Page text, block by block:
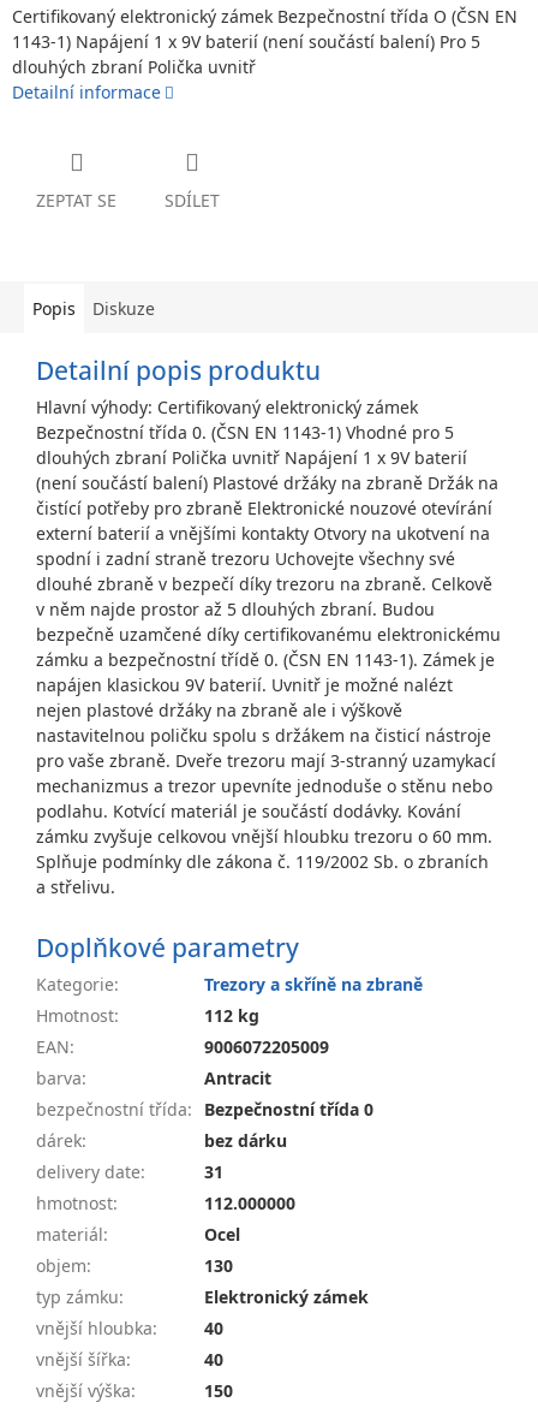
Certifikovaný elektronický zámek Bezpečnostní třída O (ČSN EN
1143-1) Napájení 1 x 9V baterií (není součástí balení) Pro 5
dlouhých zbraní Polička uvnitř
Detailní informace
ZEPTAT SE SDÍLET
Popis Diskuze
Detailní popis produktu
Hlavní výhody: Certifikovaný elektronický zámek
Bezpečnostní třída 0. (ČSN EN 1143-1) Vhodné pro 5
dlouhých zbraní Polička uvnitř Napájení 1 x 9V baterií
(není součástí balení) Plastové držáky na zbraně Držák na
čistící potřeby pro zbraně Elektronické nouzové otevírání
externí baterií a vnějšími kontakty Otvory na ukotvení na
spodní i zadní straně trezoru Uchovejte všechny své
dlouhé zbraně v bezpečí díky trezoru na zbraně. Celkově
v něm najde prostor až 5 dlouhých zbraní. Budou
bezpečně uzamčené díky certifikovanému elektronickému
zámku a bezpečnostní třídě 0. (ČSN EN 1143-1). Zámek je
napájen klasickou 9V baterií. Uvnitř je možné nalézt
nejen plastové držáky na zbraně ale i výškově
nastavitelnou poličku spolu s držákem na čisticí nástroje
pro vaše zbraně. Dveře trezoru mají 3-stranný uzamykací
mechanizmus a trezor upevníte jednoduše o stěnu nebo
podlahu. Kotvící materiál je součástí dodávky. Kování
zámku zvyšuje celkovou vnější hloubku trezoru o 60 mm.
Splňuje podmínky dle zákona č. 119/2002 Sb. o zbraních
a střelivu.
Doplňkové parametry
Kategorie:
Trezory a skříně na zbraně
Hmotnost:
112 kg
EAN:
9006072205009
barva:
Antracit
bezpečnostní třída:
Bezpečnostní třída 0
dárek:
bez dárku
delivery date:
31
hmotnost:
112.000000
materiál:
Ocel
objem:
130
typ zámku:
Elektronický zámek
vnější hloubka:
40
vnější šířka:
40
vnější výška:
150